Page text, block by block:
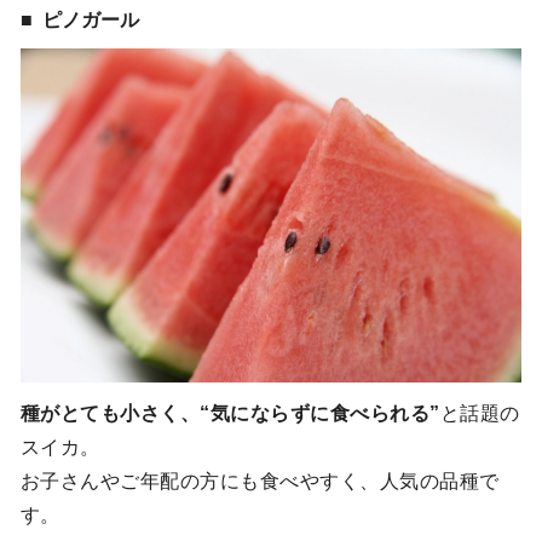
ピノガール
種がとても小さく、“気にならずに食べられる” と話題の
スイカ。
お子さんやご年配の方にも食べやすく、人気の品種で
す。